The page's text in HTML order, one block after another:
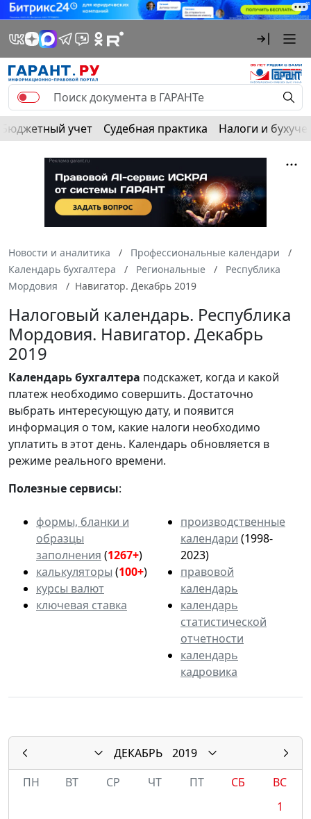
Бюджетный учет Судебная практика Налоги и
Новости и аналитика
Профессиональные календари
Календарь бухгалтера
Региональные
Республика
Мордовия
Навигатор. Декабрь 2019
Налоговый календарь. Республика
Мордовия. Навигатор. Декабрь
2019
Календарьбухгалтера подскажет, когда и какой
платеж необходимо совершить. Достаточно
выбрать интересующую дату, и появится
информация о том, какие налоги необходимо
уплатить в этот день. Календарь обновляется в
режиме реального времени.
Полезные сервисы:
формы, бланки и
образцы
заполнения (1267+)
калькуляторы (100+)
курсы валют
ключевая ставка
производственные
календари (1998-
2023)
правовой
календарь
календарь
статистической
отчетности
календарь
кадровика
ДЕКАБРЬ
2019
ПН
ВТ СР ЧТ ПТ СБ
ВС
1